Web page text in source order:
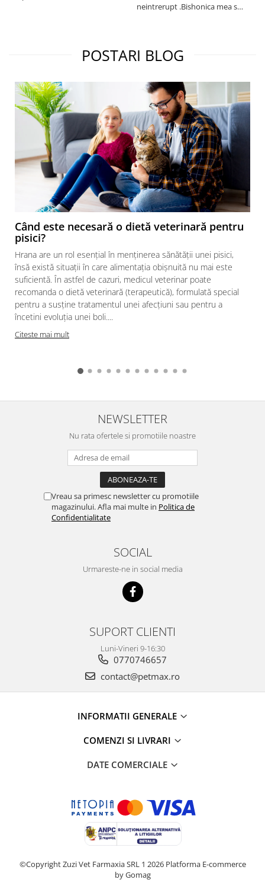
neintrerupt .Bishonica mea se
treia comanda recomand cu
mult drag !
POSTARI BLOG
Când este necesară o dietă veterinară pentru
pisici?
Hrana are un rol esențial în menținerea sănătății unei pisici,
însă există situații în care alimentația obișnuită nu mai este
suficientă. În astfel de cazuri, medicul veterinar poate
recomanda o dietă veterinară (terapeutică), formulată special
pentru a susține tratamentul unei afecțiuni sau pentru a
încetini evoluția unei boli....
Citeste mai mult
NEWSLETTER
Nu rata ofertele si promotiile noastre
Vreau sa primesc newsletter cu promotiile
magazinului. Afla mai multe in Politica de
Confidentialitate
SOCIAL
Urmareste-ne in social media
SUPORT CLIENTI
Luni-Vineri 9-16:30
0770746657
contact@petmax.ro
INFORMATII GENERALE
COMENZI SI LIVRARI
DATE COMERCIALE
©Copyright Zuzi Vet Farmaxia SRL 1 2026 Platforma E-commerce
by Gomag